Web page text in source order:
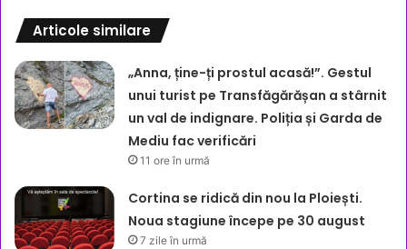
Articole similare
„Anna, ține-ți prostul acasă!”. Gestul
unui turist pe Transfăgărășan a stârnit
un val de indignare. Poliția și Garda de
Mediu fac verificări
11 ore în urmă
Cortina se ridică din nou la Ploiești.
Noua stagiune începe pe 30 august
7 zile în urmă